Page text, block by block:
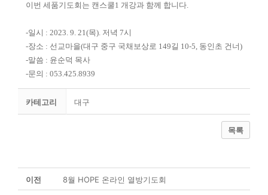
이번 세품기도회는 캔스쿨1 개강과 함께 합니다.
-일시 : 2023. 9. 21(목). 저녁 7시
-장소 : 선교마을(대구 중구 국채보상로 149길 10-5, 동인초 건너)
-말씀 : 윤순덕 목사
-문의 : 053.425.8939
카테고리 대구
목록
이전 8월 HOPE 온라인 열방기도회